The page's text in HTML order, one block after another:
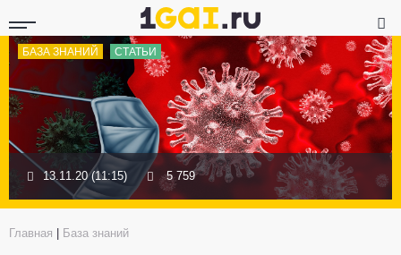
БАЗА ЗНАНИЙ СТАТЬИ
13.11.20 (11:15) 5 759
Главная База знаний